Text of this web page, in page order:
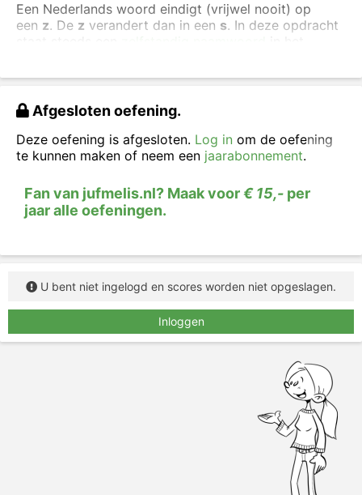
Een Nederlands woord eindigt (vrijwel nooit) op
een z. De z verandert dan in een s. In deze opdracht
twee hazen - één haa
twee ba
en - één baa
Zet het zelfstandig naamwoord steeds in het
Afgesloten oefening.
Deze oefening is afgesloten. Log in om de oefening
te kunnen maken of neem een jaarabonnement.
Fan van jufmelis.nl? Maak voor€ 15,- per
jaar alle oefeningen.
U bent niet ingelogd en scores worden niet opgeslagen.
Inloggen